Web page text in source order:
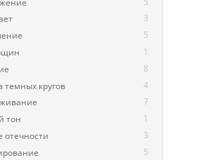
3
5
1
8
темных кругов
4
7
тон
1
отечности
3
5